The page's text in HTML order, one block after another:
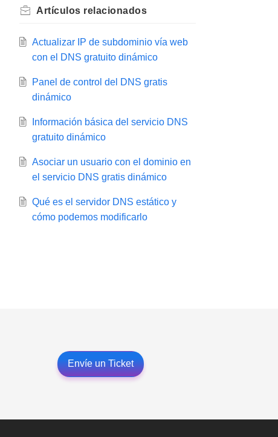
Artículos relacionados
Actualizar IP de subdominio vía web
con el DNS gratuito dinámico
Panel de control del DNS gratis
dinámico
Información básica del servicio DNS
gratuito dinámico
Asociar un usuario con el dominio en
el servicio DNS gratis dinámico
Qué es el servidor DNS estático y
cómo podemos modificarlo
Envíe un Ticket